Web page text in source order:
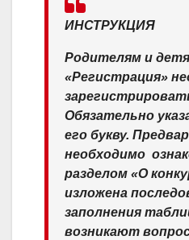
ИНСТРУКЦИЯ
Родителям и
«Регистрация»
Обязательно
его букву.
необходимо
разделом «О
изложена
заполнения
возникают